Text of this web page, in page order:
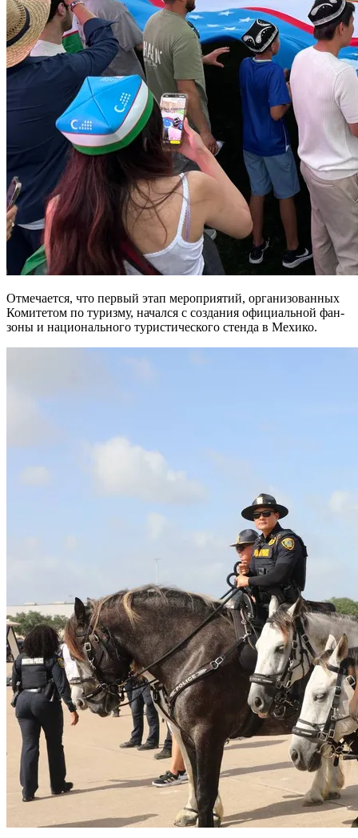
Отмечается, что первый этап мероприятий, организованных
Комитетом по туризму, начался с создания официальной фан-
зоны и национального туристического стенда в Мехико.